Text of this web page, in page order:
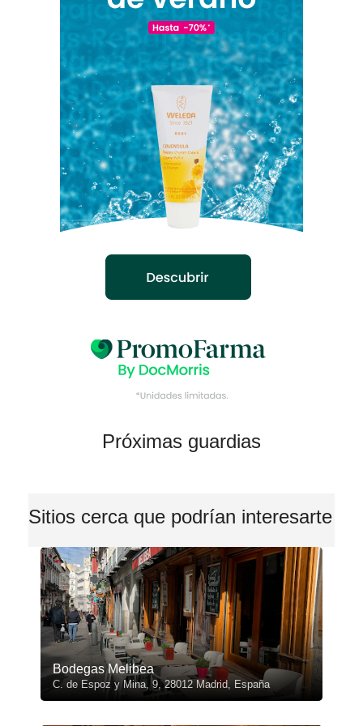
Próximas guardias
Sitios cerca que podrían interesarte
Bodegas Melibea
C. de Espoz y Mina, 9, 28012 Madrid, España